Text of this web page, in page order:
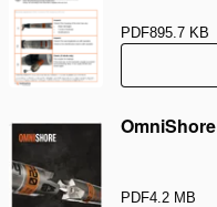
PDF895.7 KB
OmniShore
PDF4.2 MB